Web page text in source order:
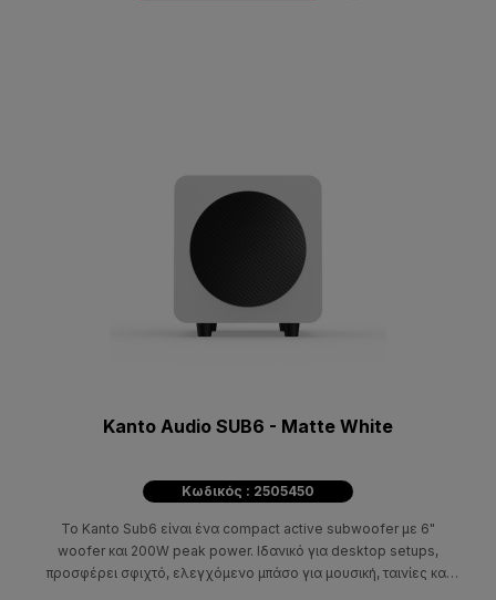
Kanto Audio SUB6 - Matte White
Κωδικός : 2505450
Το Kanto Sub6 είναι ένα compact active subwoofer με 6"
woofer και 200W peak power. Ιδανικό για desktop setups,
προσφέρει σφιχτό, ελεγχόμενο μπάσο για μουσική, ταινίες και